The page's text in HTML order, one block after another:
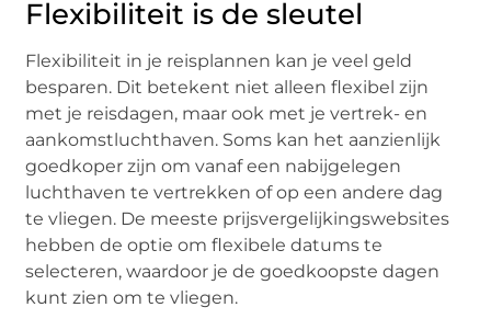
Flexibiliteit is de sleutel
Flexibiliteit in je reisplannen kan je veel geld
besparen. Dit betekent niet alleen flexibel zijn
met je reisdagen, maar ook met je vertrek- en
aankomstluchthaven. Soms kan het aanzienlijk
goedkoper zijn om vanaf een nabijgelegen
luchthaven te vertrekken of op een andere dag
te vliegen. De meeste prijsvergelijkingswebsites
hebben de optie om flexibele datums te
selecteren, waardoor je de goedkoopste dagen
kunt zien om te vliegen.